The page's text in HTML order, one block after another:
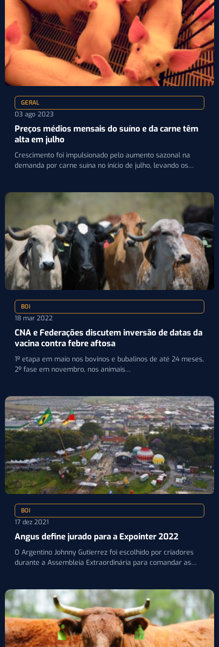
GERAL
03 ago 2023
Preços médios mensais do suíno e da carne têm
alta em julho
Crescimento foi impulsionado pelo aumento sazonal na
demanda por carne suína no início de julho, levando os
BOI
18 mar 2022
CNA e Federações discutem inversão de datas da
vacina contra febre aftosa
1º etapa em maio nos bovinos e bubalinos de até 24 meses,
2º fase em novembro, nos animais…
BOI
17 dez 2021
Angus define jurado para a Expointer 2022
O Argentino Johnny Gutierrez foi escolhido por criadores
durante a Assembleia Extraordinária para comandar as